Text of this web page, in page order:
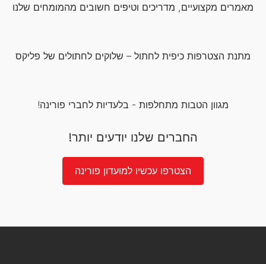
מאמרים מקצועיים, מדריכים וטיפים חשובים מהמומחים שלנו
מתנת הצטרפות כיפית לחתול – שלוקים לחתולים של פליקס
מגוון הטבות מתחלפות - בלעדיות לחברי פורינה!
החברים שלנו יודעים יותר!
הצטרפו עכשיו למועדון פורינה